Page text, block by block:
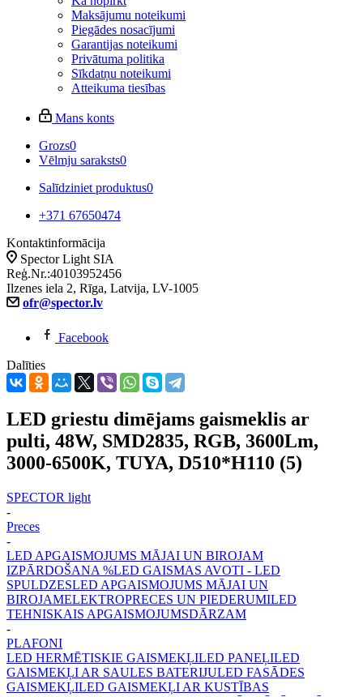
Maksājumu noteikumi
Piegādes nosacījumi
Garantijas noteikumi
Privātuma politika
Sīkdatņu noteikumi
Atteikuma tiesības
Mans konts
Grozs0
Vēlmju saraksts0
Salīdziniet produktus0
+371 67650474
Kontaktinformācija
Spector Light SIA
Reģ.Nr.:40103952456
Ilzenes iela 2, Rīga, Latvija, LV-1005
ofr@spector.lv
Facebook
Dalīties
LED griestu dimējams gaismeklis ar
pulti, 48W, SMD2835, RGB, 3600Lm,
3000-6500K, TUYA, D510*H110 (5)
SPECTOR light
-
Preces
-
LED APGAISMOJUMS MĀJAI UN BIROJAM
IZPĀRDOŠANA %LED GAISMAS AVOTI - LED
SPULDZESLED APGAISMOJUMS MĀJAI UN
BIROJAMELEKTROPRECES UN PIEDERUMILED
TEHNISKAIS APGAISMOJUMSDĀRZAM
-
PLAFONI
LED HERMĒTISKIE GAISMEKĻILED PANEĻILED
GAISMEKĻI AR SAULES BATERIJULED FASĀDES
GAISMEKĻILED GAISMEKĻI AR KUSTĪBAS